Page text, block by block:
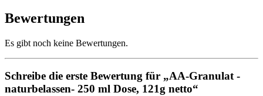
Bewertungen
Es gibt noch keine Bewertungen.
Schreibe die erste Bewertung für „AA-Granulat -
naturbelassen- 250 ml Dose, 121g netto“